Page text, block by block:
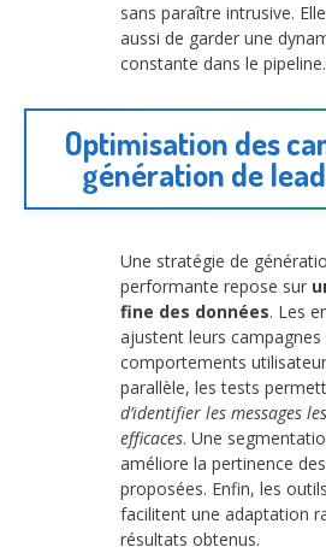
sans paraître intrusive.
aussi de garder une
constante dans le pipeline.
Optimisation des
génération de
Une stratégie de
performante repose sur
fine des données. Les
ajustent leurs campagnes
comportements
parallèle, les tests
d’identifier les messages
efficaces. Une
améliore la pertinence
proposées. Enfin, les
facilitent une adaptation
résultats obtenus.